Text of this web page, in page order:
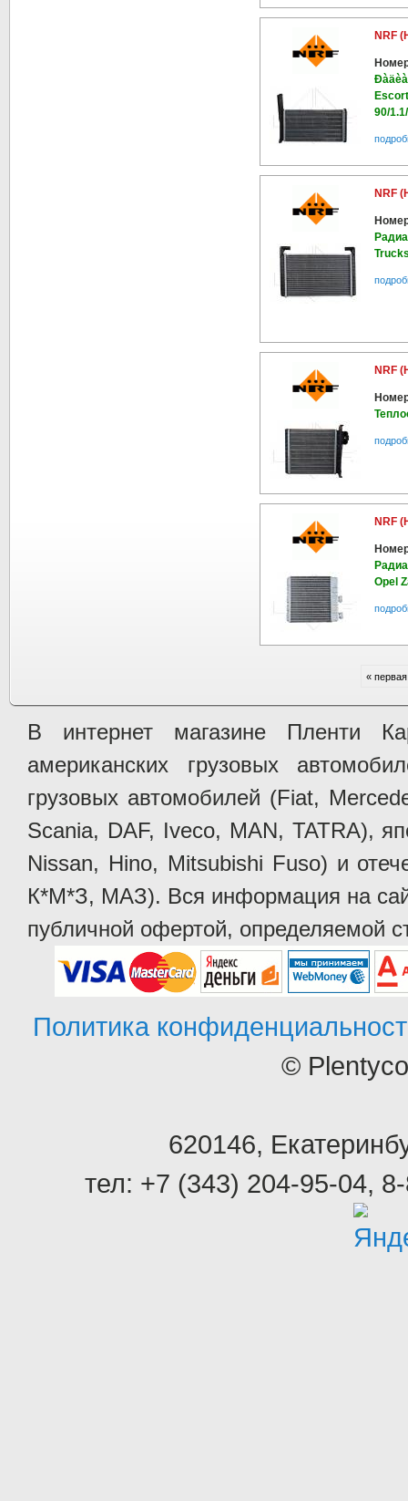
NRF
90/
NRF
NRF
NRF
Opel
« первая
В интернет магазине Пленти
американских грузовых
грузовых автомобилей (Fiat,
Scania, DAF, Iveco, MAN, TATRA),
Nissan, Hino, Mitsubishi Fuso) и
К*М*З, МАЗ). Вся информация на
публичной офертой, определяемой
Политика
©
620146,
тел: +7 (343) 204-95-04,